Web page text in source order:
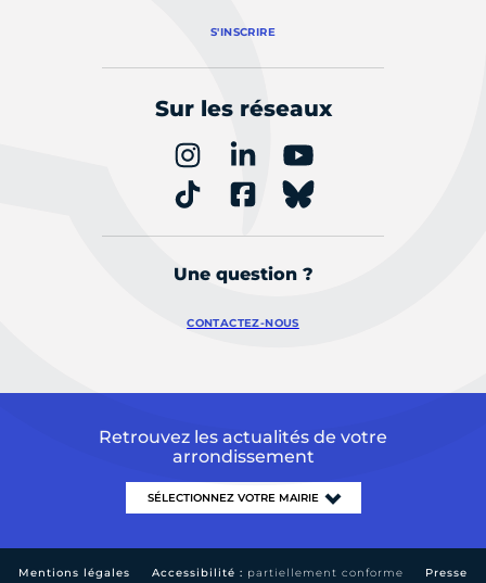
S'INSCRIRE
Sur les réseaux
Une question ?
CONTACTEZ-NOUS
Retrouvez les actualités de votre
arrondissement
Mentions légales Accessibilité : partiellement conforme Presse